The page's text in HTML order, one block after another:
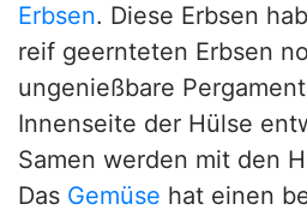
Erbsen. Diese Erbsen
reif geernteten Erbsen
ungenießbare
Innenseite der Hülse
Samen werden mit den
Das Gemüse hat einen